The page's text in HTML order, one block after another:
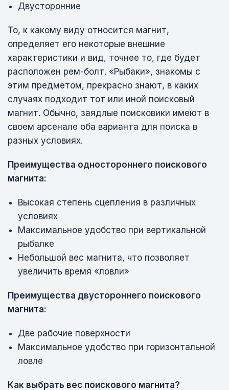
Двусторонние
То, к какому виду относится магнит,
определяет его некоторые внешние
характеристики и вид, точнее то, где будет
расположен рем-болт. «Рыбаки», знакомы с
этим предметом, прекрасно знают, в каких
случаях подходит тот или иной поисковый
магнит. Обычно, заядлые поисковики имеют в
своем арсенале оба варианта для поиска в
разных условиях.
Преимущества одностороннего поискового
магнита:
Высокая степень сцепления в различных
условиях
Максимальное удобство при вертикальной
рыбалке
Небольшой вес магнита, что позволяет
увеличить время «ловли»
Преимущества двустороннего поискового
магнита:
Две рабочие поверхности
Максимальное удобство при горизонтальной
ловле
Как выбрать вес поискового магнита?